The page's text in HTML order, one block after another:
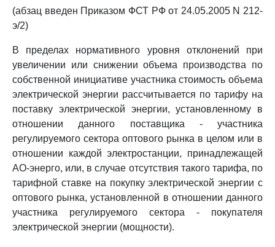
(абзац введен Приказом ФСТ РФ от 24.05.2005 N 212-
э/2)
В пределах нормативного уровня отклонений при
увеличении или снижении объема производства по
собственной инициативе участника стоимость объема
электрической энергии рассчитывается по тарифу на
поставку электрической энергии, установленному в
отношении данного поставщика - участника
регулируемого сектора оптового рынка в целом или в
отношении каждой электростанции, принадлежащей
АО-энерго, или, в случае отсутствия такого тарифа, по
тарифной ставке на покупку электрической энергии с
оптового рынка, установленной в отношении данного
участника регулируемого сектора - покупателя
электрической энергии (мощности).